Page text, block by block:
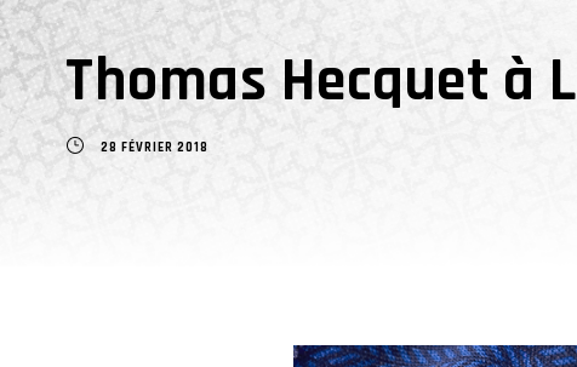
Thomas Hecquet à
28 FÉVRIER 2018